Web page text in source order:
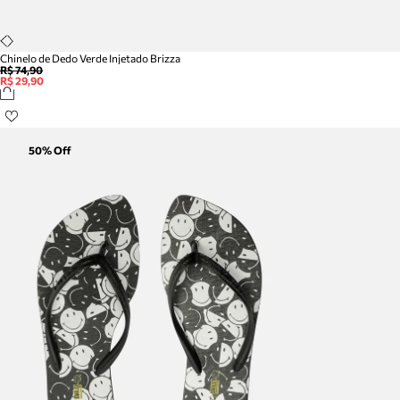
Chinelo de Dedo Verde Injetado Brizza
R$ 74,90
R$ 29,90
50% Off